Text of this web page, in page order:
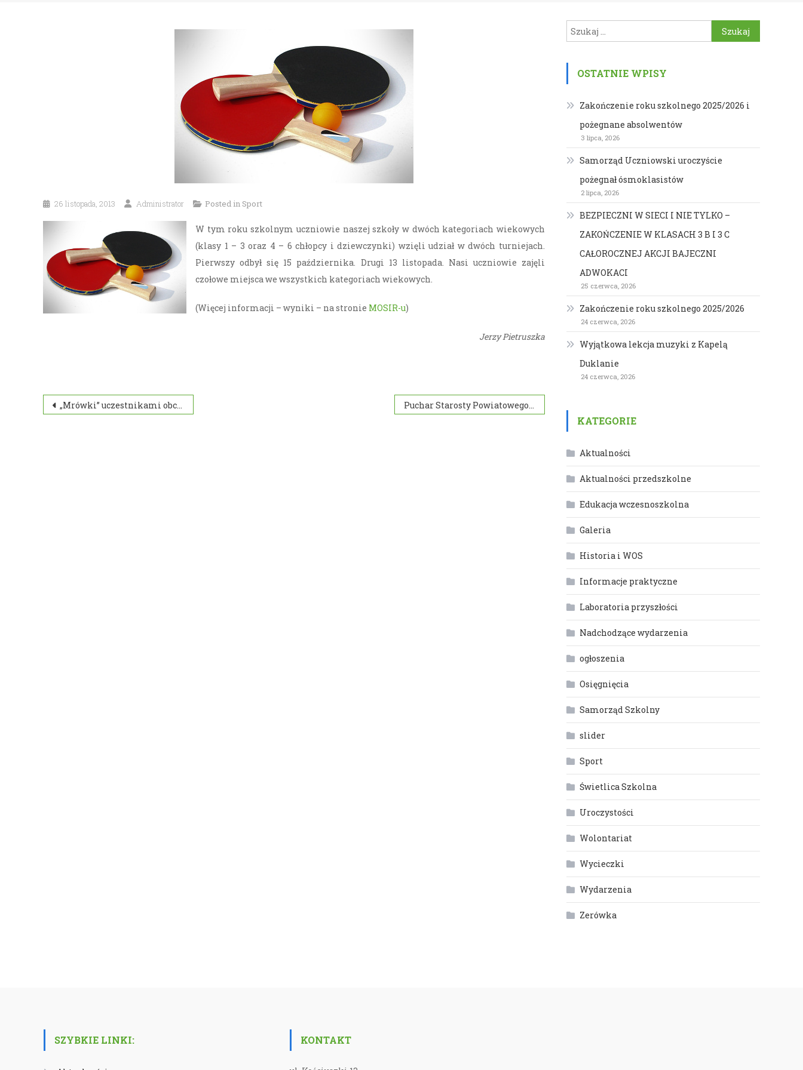
26 listopada, 2013 Administrator Posted in Sport
W tym roku szkolnym uczniowie naszej szkoły w dwóch kategoriach wiekowych
(klasy 1 – 3 oraz 4 – 6 chłopcy i dziewczynki) wzięli udział w dwóch turniejach.
Pierwszy odbył się 15 października. Drugi 13 listopada. Nasi uczniowie zajęli
czołowe miejsca we wszystkich kategoriach wiekowych.
(Więcej informacji – wyniki – na stronie MOSIR-u)
Jerzy Pietruszka
Nawigacja
„Mrówki” uczestnikami obchodów rocznicy Walk o Przełęcz Dukielską Puchar Starosty Powiatowego
Szukaj:
OSTATNIE WPISY
Zakończenie roku szkolnego 2025/2026 i
pożegnane absolwentów
3 lipca, 2026
Samorząd Uczniowski uroczyście
pożegnał ósmoklasistów
2 lipca, 2026
BEZPIECZNI W SIECI I NIE TYLKO –
ZAKOŃCZENIE W KLASACH 3 B I 3 C
CAŁOROCZNEJ AKCJI BAJECZNI
ADWOKACI
25 czerwca, 2026
Zakończenie roku szkolnego 2025/2026
24 czerwca, 2026
Wyjątkowa lekcja muzyki z Kapelą
Duklanie
24 czerwca, 2026
KATEGORIE
Aktualności
Aktualności przedszkolne
Edukacja wczesnoszkolna
Galeria
Historia i WOS
Informacje praktyczne
Laboratoria przyszłości
Nadchodzące wydarzenia
ogłoszenia
Osięgnięcia
Samorząd Szkolny
slider
Sport
Świetlica Szkolna
Uroczystości
Wolontariat
Wycieczki
Wydarzenia
Zerówka
SZYBKIE LINKI: KONTAKT